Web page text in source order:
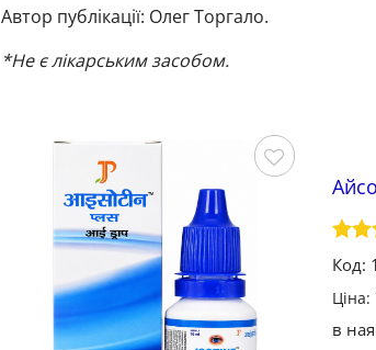
Автор публікації: Олег Торгало.
*Не є лікарським засобом.
Зберегти
5з 5
Код:
Ціна:
в